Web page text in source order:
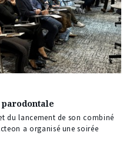
du lancement de son combiné
a organisé une soirée